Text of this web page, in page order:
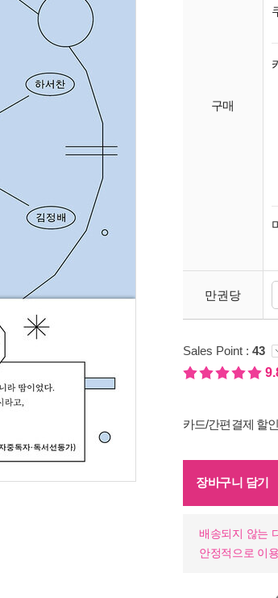
구매
만권당
Sales Point : 43
카드/간편결제 할인
장바구니 담기
배송되지 않는
안정적으로 이